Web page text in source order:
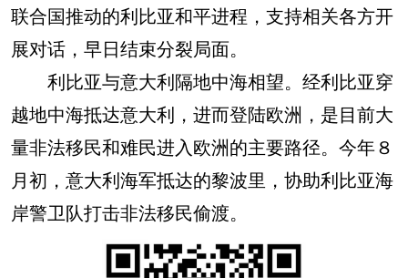
联合国推动的利比亚和平进程，支持相关各方开
展对话，早日结束分裂局面。
利比亚与意大利隔地中海相望。经利比亚穿
越地中海抵达意大利，进而登陆欧洲，是目前大
量非法移民和难民进入欧洲的主要路径。今年８
月初，意大利海军抵达的黎波里，协助利比亚海
岸警卫队打击非法移民偷渡。